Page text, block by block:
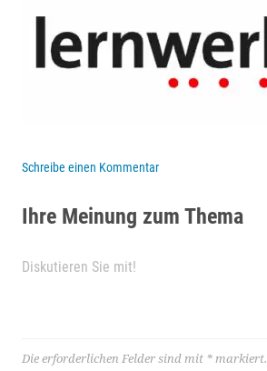
Schreibe einen Kommentar
Ihre Meinung zum Thema
Die erforderlichen Felder sind mit *markiert.